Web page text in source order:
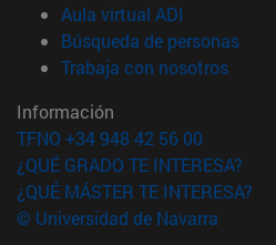
Aula virtual ADI
Búsqueda de personas
Trabaja con nosotros(abre
Información
TFNO +34 948 42 56 00
¿QUÉ GRADO TE INTERESA?
¿QUÉ MÁSTER TE INTERESA?
© Universidad de Navarra